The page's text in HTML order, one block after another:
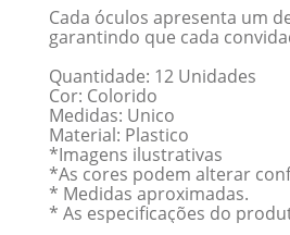
Cada óculos apresenta um
garantindo que cada
Quantidade: 12 Unidades
Cor: Colorido
Medidas: Unico
Material: Plastico
*Imagens ilustrativas
*As cores podem alterar
* Medidas aproximadas.
* As especificações do